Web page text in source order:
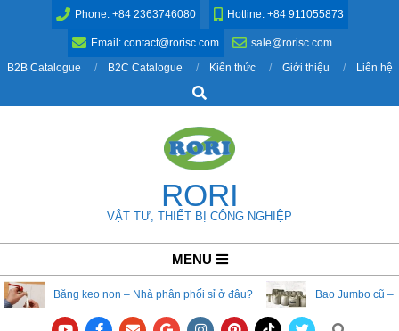
Phone: +84 2363746080 Hotline: +84 911055873
Email: contact@rorisc.com
sale@rorisc.com
B2B Catalogue
B2C Catalogue Kiến thức Giới thiệu
Liên hệ
Search
RORI
VẬT TƯ, THIẾT BỊ CÔNG NGHIỆP
Navigation
Menu
MENU
Băng keo non – Nhà phân phối sỉ ở đâu? Bao Jumbo cũ –
Search